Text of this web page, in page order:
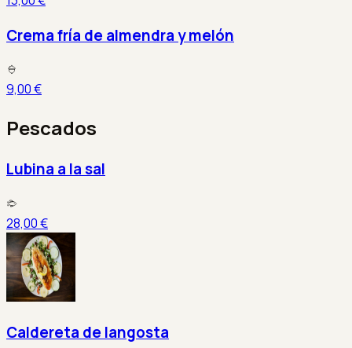
Crema fría de almendra y melón
9,00 €
Pescados
Lubina a la sal
28,00 €
Caldereta de langosta